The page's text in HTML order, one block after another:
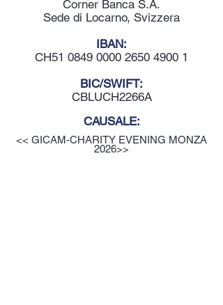
Corner Banca S.A.
Sede di Locarno, Svizzera
IBAN:
CH51 0849 0000 2650 4900 1
BIC/SWIFT:
CBLUCH2266A
CAUSALE:
<< GICAM-CHARITY EVENING MONZA
2026>>